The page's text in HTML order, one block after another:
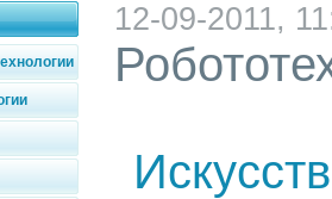
12-09-2011,